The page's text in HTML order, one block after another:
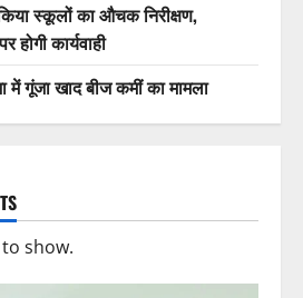
स्कूलों का औचक निरीक्षण,
होगी कार्यवाही
में गूंजा खाद बीज कमीं का मामला
show.